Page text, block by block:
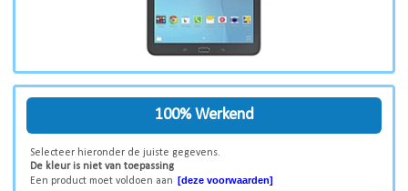
100% Werkend
Selecteer hieronder de juiste gegevens.
De kleur is niet van toepassing
Een product moet voldoen aan [deze voorwaarden]